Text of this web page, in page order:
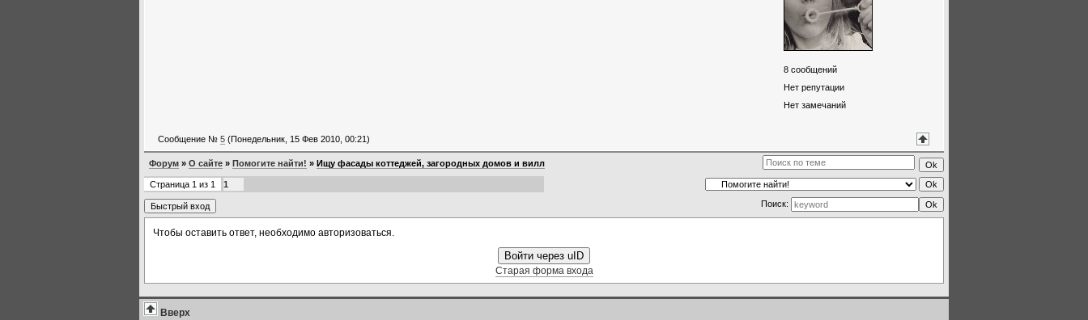
8 сообщений
Нет репутации
Нет замечаний
Сообщение № 5 (Понедельник, 15 Фев 2010, 00:21)
Форум » О сайте » Помогите найти! » Ищу фасады коттеджей, загородных домов и вилл
Страница 1 из 1
1
Поиск:
Чтобы оставить ответ, необходимо авторизоваться.
Войти через uID
Старая форма входа
Вверх